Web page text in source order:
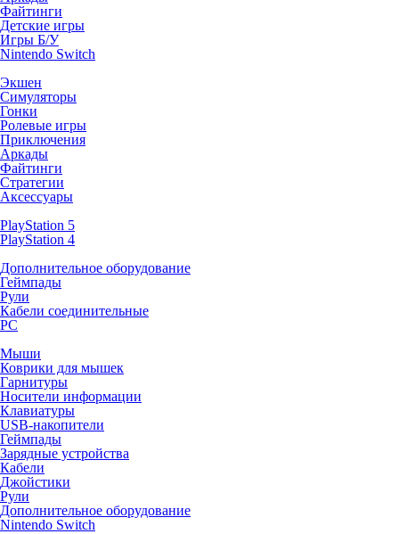
Файтинги
Детские игры
Игры Б/У
Nintendo Switch
Экшен
Симуляторы
Гонки
Ролевые игры
Приключения
Аркады
Файтинги
Стратегии
Аксессуары
PlayStation 5
PlayStation 4
Дополнительное оборудование
Геймпады
Рули
Кабели соединительные
PC
Мыши
Коврики для мышек
Гарнитуры
Носители информации
Клавиатуры
USB-накопители
Геймпады
Зарядные устройства
Кабели
Джойстики
Рули
Дополнительное оборудование
Nintendo Switch